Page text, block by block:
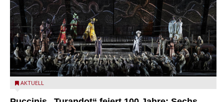
Turandot in der Arena von Verona - Ennevi für Fondazione
AKTUELL